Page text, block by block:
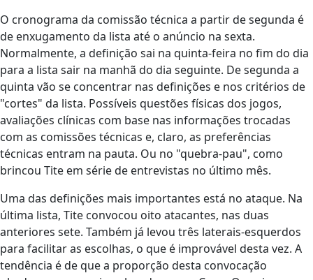
O cronograma da comissão técnica a partir de segunda é
de enxugamento da lista até o anúncio na sexta.
Normalmente, a definição sai na quinta-feira no fim do dia
para a lista sair na manhã do dia seguinte. De segunda a
quinta vão se concentrar nas definições e nos critérios de
"cortes" da lista. Possíveis questões físicas dos jogos,
avaliações clínicas com base nas informações trocadas
com as comissões técnicas e, claro, as preferências
técnicas entram na pauta. Ou no "quebra-pau", como
brincou Tite em série de entrevistas no último mês.
Uma das definições mais importantes está no ataque. Na
última lista, Tite convocou oito atacantes, nas duas
anteriores sete. Também já levou três laterais-esquerdos
para facilitar as escolhas, o que é improvável desta vez. A
tendência é de que a proporção desta convocação